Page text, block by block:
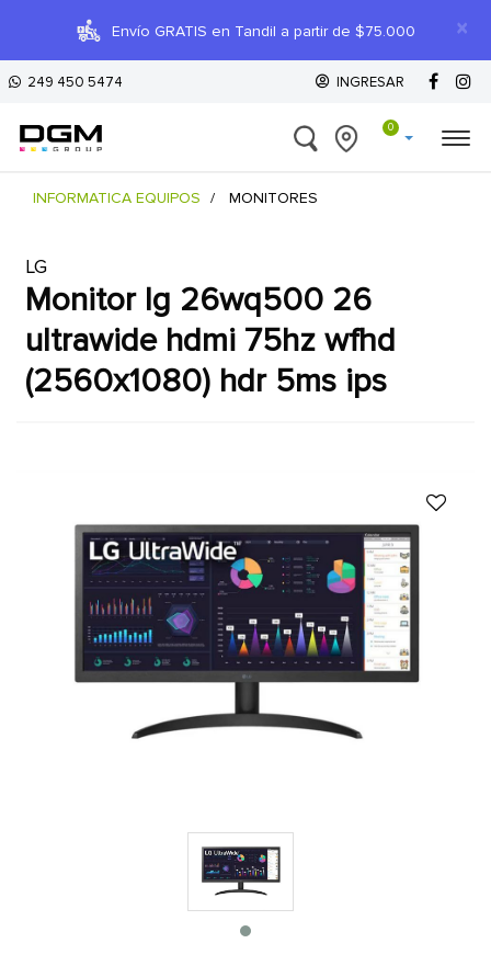
×
Envío GRATIS en Tandil a partir de $75.000
249 450 5474 INGRESAR
0
INFORMATICA EQUIPOS MONITORES
LG
monitor lg 26wq500 26
ultrawide hdmi 75hz wfhd
(2560x1080) hdr 5ms ips